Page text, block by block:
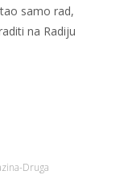
samo rad,
na Radiju
Druga